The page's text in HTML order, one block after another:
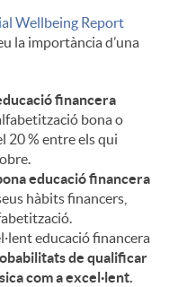
Wellbeing Report
la importància d’una
financera
bona o
20 % entre els qui
educació financera
hàbits financers,
educació financera
de qualificar
com a excel·lent.